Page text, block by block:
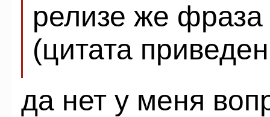
релизе же
(цитата
да нет у меня